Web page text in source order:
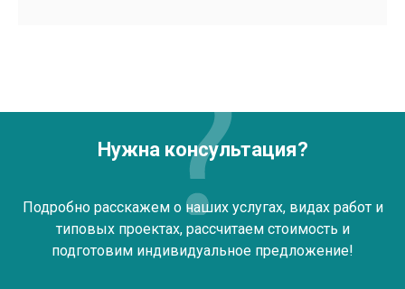
Нужна консультация?
Подробно расскажем о наших услугах, видах работ и
типовых проектах, рассчитаем стоимость и
подготовим индивидуальное предложение!